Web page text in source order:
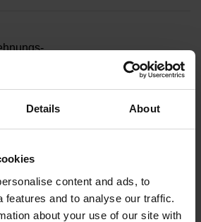
Details About
content and ads, to
features and to analyse our traffic.
about your use of our site with